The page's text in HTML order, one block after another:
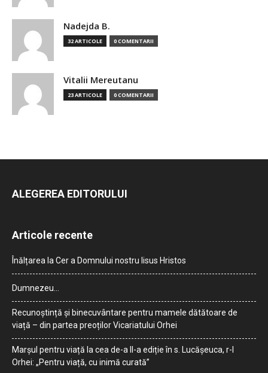
Nadejda B.
32 ARTICOLE 0 COMENTARII
Vitalii Mereutanu
23 ARTICOLE 0 COMENTARII
ALEGEREA EDITORULUI
Articole recente
Înălțarea la Cer a Domnului nostru Iisus Hristos
Dumnezeu…
Recunoștință și binecuvântare pentru mamele dătătoare de
viață – din partea preoților Vicariatului Orhei
Marșul pentru viață la cea de-a II-a ediție în s. Lucășeuca, r-l
Orhei: „Pentru viață, cu inimă curată”